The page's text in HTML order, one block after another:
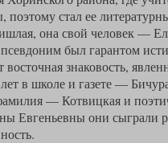
поэтому стал ее
она свой человек —
был гарантом
знаковость,
лет в школе и газете —
— Котвицкая и
Евгеньевны они сыграли